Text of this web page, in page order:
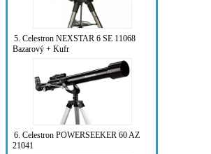
5. Celestron NEXSTAR 6 SE 11068
Bazarový + Kufr
6. Celestron POWERSEEKER 60 AZ
21041